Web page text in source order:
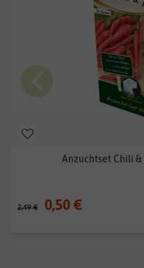
Anzuchtset Chili &
2,49 € 0,50 €